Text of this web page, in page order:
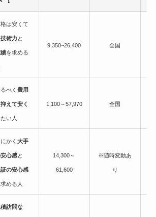
は安くて
技術力 と
を求める
9,350~26,400 全国
べく費用
えて安く
たい人
1,100～57,970 全国
にかく大手
心感と
の安心感
める人
14,300～
61,600
※随時変動あ
り
積訪問な